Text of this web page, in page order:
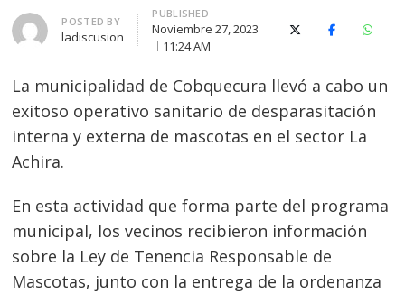
Author
POSTED BY
ladiscusion
PUBLISHED
Noviembre 27, 2023
11:24 AM
X (Twitter)Facebook
La municipalidad de Cobquecura llevó a cabo un
exitoso operativo sanitario de desparasitación
interna y externa de mascotas en el sector La
Achira.
En esta actividad que forma parte del programa
municipal, los vecinos recibieron información
sobre la Ley de Tenencia Responsable de
Mascotas, junto con la entrega de la ordenanza